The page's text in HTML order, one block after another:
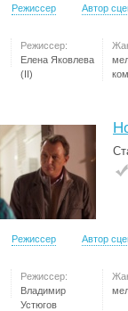
Режиссер Автор
Режиссер:
Елена Яковлева
(II)
Режиссер Автор
Режиссер:
Владимир
Устюгов